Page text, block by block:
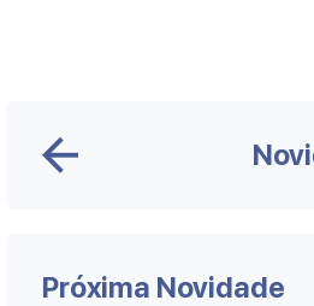
Próxima Novidade